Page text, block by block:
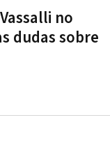
no
dudas sobre